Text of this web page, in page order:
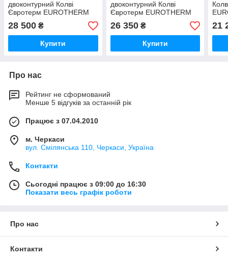
двоконтурний Колві
Євротерм EUROTHERM
16 TBY B (CPFM F)
СТАНДАРТ
28 500 ₴
Купити
двоконтурний Колві
Євротерм EUROTHERM
10 TBY A (CPFM B) ЛЮКС
26 350₴
Купити
21
Про нас
Рейтинг не сформований
Менше 5 відгуків за останній рік
Працює з 07.04.2010
м. Черкаси
вул. Смілянська 110, Черкаси, Україна
Контакти
Сьогодні працює з 09:00 до 16:30
Показати весь графік роботи
Про нас
Контакти